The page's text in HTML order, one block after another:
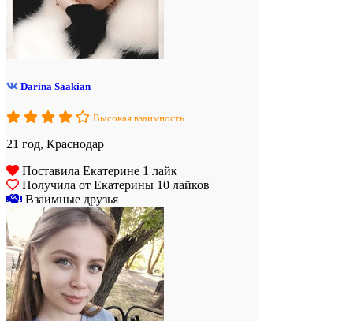
Darina Saakian
Высокая взаимность
21 год, Краснодар
Поставила Екатерине 1 лайк
Получила от Екатерины 10 лайков
Взаимные друзья